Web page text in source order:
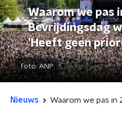
Waarom we pas
Bevrijdingsdag
'Heeft geen
foto:ANP
Nieuws